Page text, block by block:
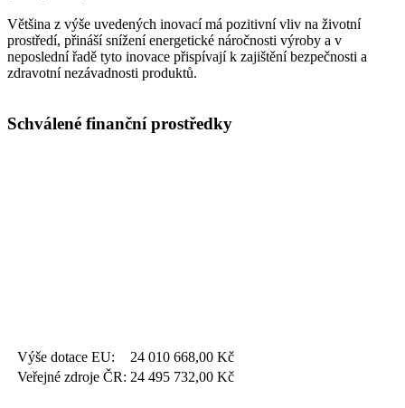
Většina z výše uvedených inovací má pozitivní vliv na životní
prostředí, přináší snížení energetické náročnosti výroby a v
neposlední řadě tyto inovace přispívají k zajištění bezpečnosti a
zdravotní nezávadnosti produktů.
Schválené finanční prostředky
Výše dotace EU: 24 010 668,00 Kč
Veřejné zdroje ČR: 24 495 732,00 Kč